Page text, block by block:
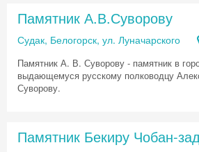
Памятник А.В.Суворову
Судак, Белогорск, ул. Луначарского
Памятник А. В. Суворову - памятник в
выдающемуся русскому полководцу
Суворову.
Памятник Бекиру Чобан-